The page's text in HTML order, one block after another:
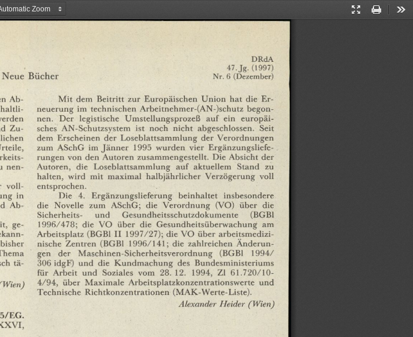
Presentation
Print
Neue Bücher
DRdA
47. Jg. (1997)
Nr. 6(Dezember)
Ab¬
Zu¬
nen¬
voll¬
in
Ab¬
ge¬
bisher
tä¬
EG.
Mit dem Beitritt zur Europäischen Union hat die Er¬
neuerung im technischen Arbeitnehmer-(AN-)schutz begon¬
nen.
Der legistische Umstellungsprozeß auf ein europäi¬
sches AN-Schutzsystem ist noch nicht abgeschlossen.
Seit
dem Erscheinen der Loseblattsammlung der Verordnungen
zum ASchG im Jänner 1995 wurden vier Ergänzungsliefe¬
rungen von den Autoren zusammengestellt. Die Absicht der
Autoren,
die Loseblattsammlung auf aktuellem Stand zu
halten,
wird mit maximal halbjährlicher Verzögerung voll
entsprochen.
Die
4. Ergänzungslieferung beinhaltet insbesondere
die Novelle zum ASchG; die Verordnung (VO) über die
Sicherheits-
und Gesundheitsschutzdokumente
(BGBl
1996/478; die VO über die Gesundheitsüberwachung am
Arbeitsplatz (BGBl II 1997/27); die VO über arbeitsmedizi¬
nische Zentren (BGBl 1996/141; die zahlreichen Änderun¬
gen
der Maschinen-Sicherheitsverordnung (BGBl
1994/
306 idgF) und die Kundmachung des Bundesministeriums
für Arbeit und Soziales vom 28. 12. 1994, ZI 61.720/10-
4/94, über Maximale Arbeitsplatzkonzentrationswerte und
Technische Richtkonzentrationen (MAK-Werte-Liste).
Alexander Ileider (Wien)